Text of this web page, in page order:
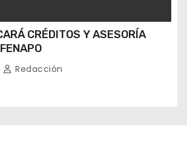
CRÉDITOS Y ASESORÍA
Redacción